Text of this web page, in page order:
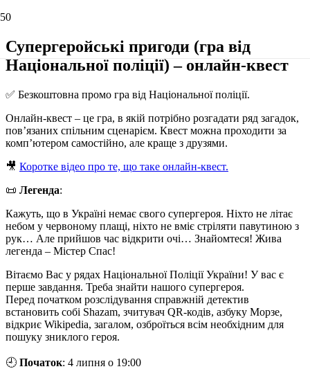
Супергеройські пригоди (гра від
Національної поліції) – онлайн-квест
✅ Безкоштовна промо гра від Національної поліції.
Онлайн-квест – це гра, в якій потрібно розгадати ряд загадок,
пов’язаних спільним сценарієм. Квест можна проходити за
комп’ютером самостійно, але краще з друзями.
🎥 Коротке відео про те, що таке онлайн-квест.
📜 Легенда:
Кажуть, що в Україні немає свого супергероя. Ніхто не літає
небом у червоному плащі, ніхто не вміє стріляти павутиною з
рук… Але прийшов час відкрити очі… Знайомтеся! Жива
легенда – Містер Спас!
Вітаємо Вас у рядах Національної Поліції України! У вас є
перше завдання. Треба знайти нашого супергероя.
Перед початком розслідування справжній детектив
встановить собі Shazam, зчитувач QR-кодів, азбуку Морзе,
відкриє Wikipedia, загалом, озброїться всім необхідним для
пошуку зниклого героя.
🕘 Початок: 4 липня о 19:00